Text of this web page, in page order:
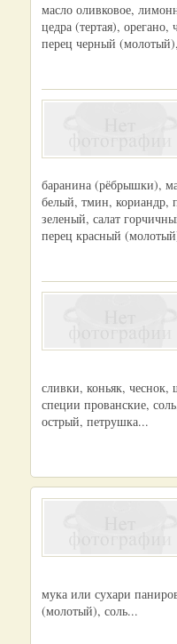
масло оливковое,
цедра (тертая),
перец черный
баранина (рёбрышки),
белый, тмин, кориандр,
зеленый, салат
перец красный
сливки, коньяк,
специи прованские,
острый, петрушка...
мука или сухари
(молотый), соль...